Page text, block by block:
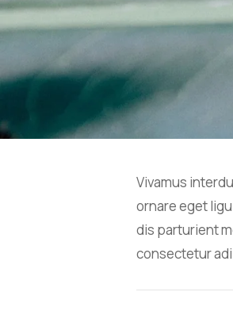
Vivamus
ornare eget
dis parturient
consectetur